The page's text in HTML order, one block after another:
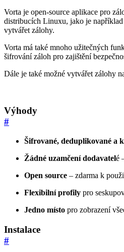
Vorta je open-source aplikace pro
distribucích Linuxu, jako je
vytvářet zálohy.
Vorta má také mnoho užitečných
šifrování záloh pro zajištění
Dále je také možné vytvářet zálohy
Výhody
#
Šifrované, deduplikované a
Žádné uzamčení dodavatelé
Open source – zdarma k
Flexibilní profily pro
Jedno místo pro zobrazení
Instalace
#